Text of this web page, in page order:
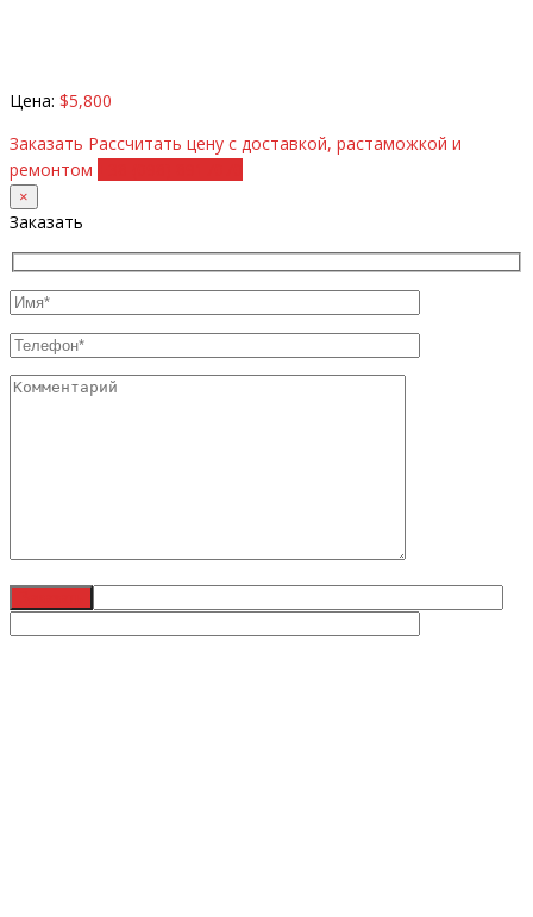
Цена: $5,800
Заказать Рассчитать цену с доставкой, растаможкой и
ремонтом
×
Заказать